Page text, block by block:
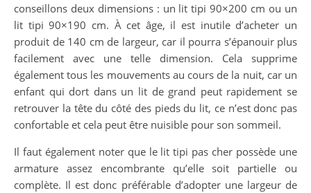
conseillons deux dimensions : un lit tipi 90×200 cm ou un
lit tipi 90×190 cm. À cet âge, il est inutile d’acheter un
produit de 140 cm de largeur, car il pourra s’épanouir plus
facilement avec une telle dimension. Cela supprime
également tous les mouvements au cours de la nuit, car un
enfant qui dort dans un lit de grand peut rapidement se
retrouver la tête du côté des pieds du lit, ce n’est donc pas
confortable et cela peut être nuisible pour son sommeil.
Il faut également noter que le lit tipi pas cher possède une
armature assez encombrante qu’elle soit partielle ou
complète. Il est donc préférable d’adopter une largeur de